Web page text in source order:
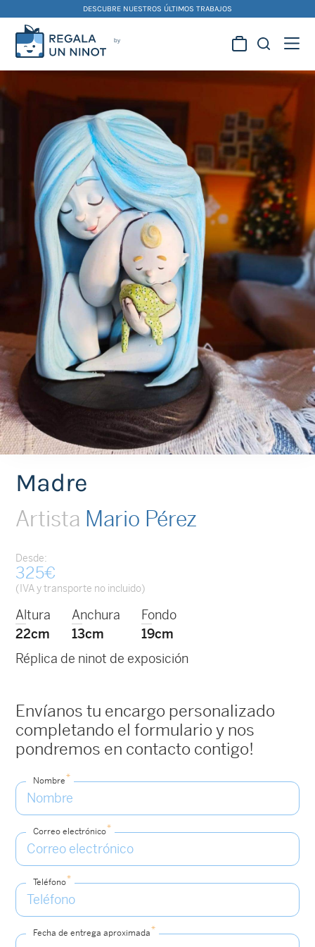
content
DESCUBRE NUESTROS ÚLTIMOS TRABAJOS
falleros y foguereros
Madre
Artista Mario Pérez
Desde:
325€
(IVA y transporte no incluido)
Altura
22cm
Anchura
13cm
Fondo
19cm
Réplica de ninot de exposición
Envíanos tu encargo personalizado
completando el formulario y nos
pondremos en contacto contigo!
Nombre*
Correo electrónico*
Teléfono*
Fecha de entrega aproximada*